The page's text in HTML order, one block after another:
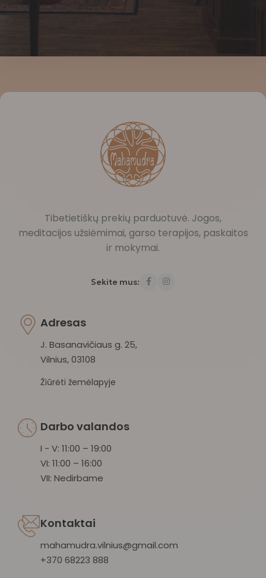
Tibetietiškų prekių parduotuvė. Jogos,
meditacijos užsiėmimai, garso terapijos, paskaitos
ir mokymai.
Sekite mus:
Adresas
J. Basanavičiaus g. 25,
Vilnius, 03108
Žiūrėti žemėlapyje
Darbo valandos
I - V: 11:00 – 19:00
VI: 11:00 – 16:00
VII: Nedirbame
Kontaktai
mahamudra.vilnius@gmail.com
+370 68223 888